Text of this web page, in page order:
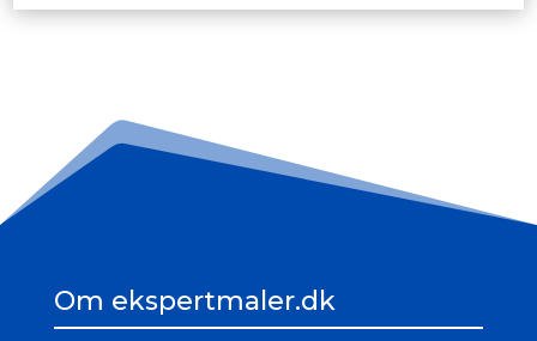
Om ekspertmaler.dk